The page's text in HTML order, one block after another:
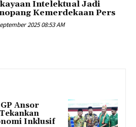
Intelektual Jadi
Kemerdekaan Pers
2025 08:53 AM
Ansor
Inklusif